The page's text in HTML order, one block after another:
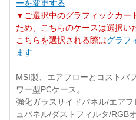
ーを変更する
▼ご選択中のグラフィックカー
ため、こちらのケースは選択い
こちらを選択される際はグラフ
ます
MSI製、エアフローとコストパ
ワー型PCケース。
強化ガラスサイドパネル/エア
ュパネル/ダストフィルタ/RGB